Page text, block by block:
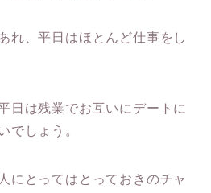
れ、平日はほとんど仕事をし
日は残業でお互いにデートに
でしょう。
にとってはとっておきのチャ